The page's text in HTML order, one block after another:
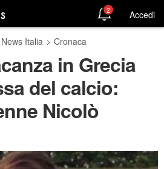
2 Accedi
Italia > Cronaca
in Grecia
del calcio:
Nicolò